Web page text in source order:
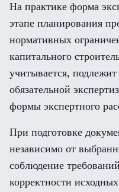
На практике форма
этапе планирования
нормативных
капитального
учитывается,
обязательной
формы экспертного
При подготовке
независимо от
соблюдение
корректности